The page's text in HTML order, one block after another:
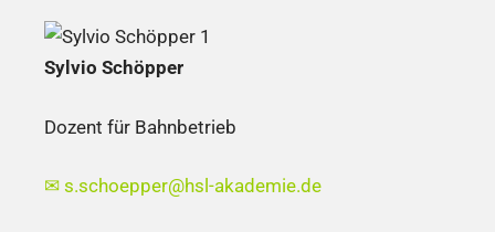
Sylvio Schöpper
Dozent für Bahnbetrieb
✉ s.schoepper@hsl-akademie.de